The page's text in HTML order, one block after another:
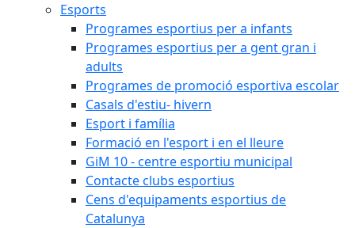
Esports
Programes esportius per a infants
Programes esportius per a gent gran i
adults
Programes de promoció esportiva escolar
Casals d'estiu- hivern
Esport i família
Formació en l'esport i en el lleure
GiM 10 - centre esportiu municipal
Contacte clubs esportius
Cens d'equipaments esportius de
Catalunya